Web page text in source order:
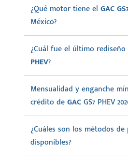
¿Qué motor tiene el GAC
México?
¿Cuál fue el último rediseño
PHEV?
Mensualidad y enganche
crédito deGACGS7 PHEV
¿Cuáles son los métodos de
disponibles?